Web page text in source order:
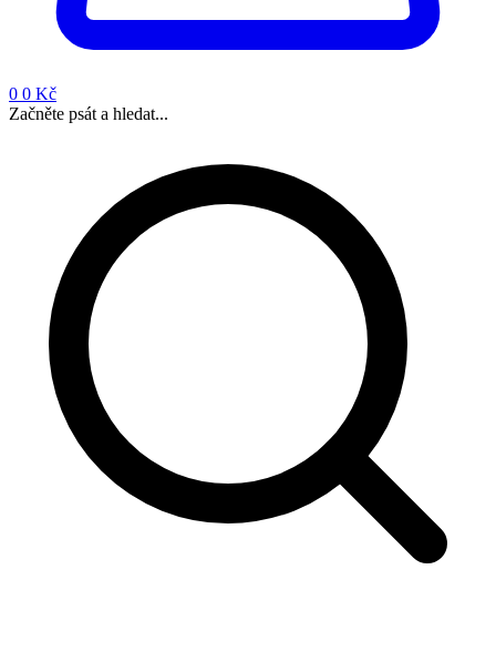
0 0 Kč
Začněte psát a hledat...